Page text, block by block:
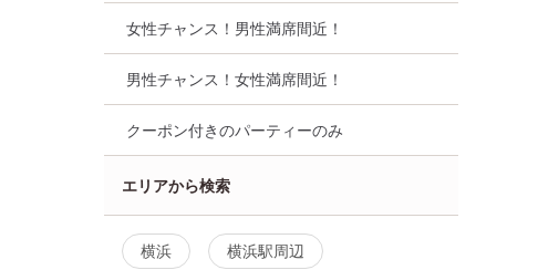
街コン 食事あり 神奈川県 横浜駅周辺
女性チャンス！男性満席間近！
男性チャンス！女性満席間近！
クーポン付きのパーティーのみ
エリアから検索
横浜 横浜駅周辺